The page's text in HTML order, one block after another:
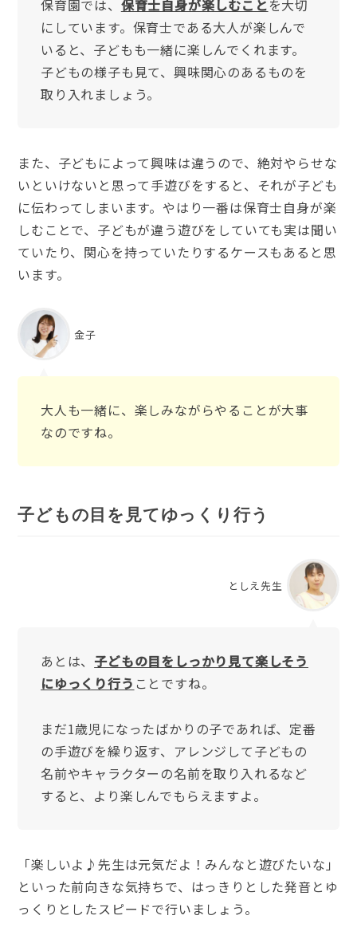
保育園では、 保育士自身が楽しむことを大切
にしています。保育士である大人が楽しんで
いると、子どもも一緒に楽しんでくれます。
子どもの様子も見て、興味関心のあるものを
取り入れましょう。
また、子どもによって興味は違うので、絶対やらせな
いといけないと思って手遊びをすると、それが子ども
に伝わってしまいます。やはり一番は保育士自身が楽
しむことで、子どもが違う遊びをしていても実は聞い
ていたり、関心を持っていたりするケースもあると思
います。
金子
大人も一緒に、楽しみながらやることが大事
なのですね。
子どもの目を見てゆっくり行う
としえ先生
あとは、 子どもの目をしっかり見て楽しそう
にゆっくり行う ことですね。
まだ1歳児になったばかりの子であれば、定番
の手遊びを繰り返す、アレンジして子どもの
名前やキャラクターの名前を取り入れるなど
すると、より楽しんでもらえますよ。
「楽しいよ♪先生は元気だよ！みんなと遊びたいな」
といった前向きな気持ちで、はっきりとした発音とゆ
っくりとしたスピードで行いましょう。